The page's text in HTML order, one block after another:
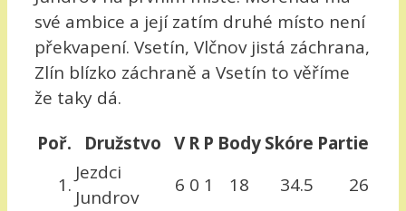
své ambice a její zatím druhé místo není
překvapení. Vsetín, Vlčnov jistá záchrana,
Zlín blízko záchraně a Vsetín to věříme
že taky dá.
Poř.
Družstvo V R P BodySkóre Partie
1.
Jezdci
Jundrov
6 0 1 18 34.5 26